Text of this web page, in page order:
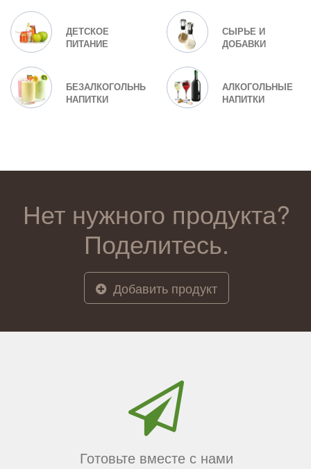
ДЕТСКОЕ
ПИТАНИЕ
СЫРЬЕ И
ДОБАВКИ
БЕЗАЛКОГОЛЬНЫЕ
НАПИТКИ
АЛКОГОЛЬНЫЕ
НАПИТКИ
Нет нужного продукта?
Поделитесь.
Добавить продукт
Готовьте вместе с нами